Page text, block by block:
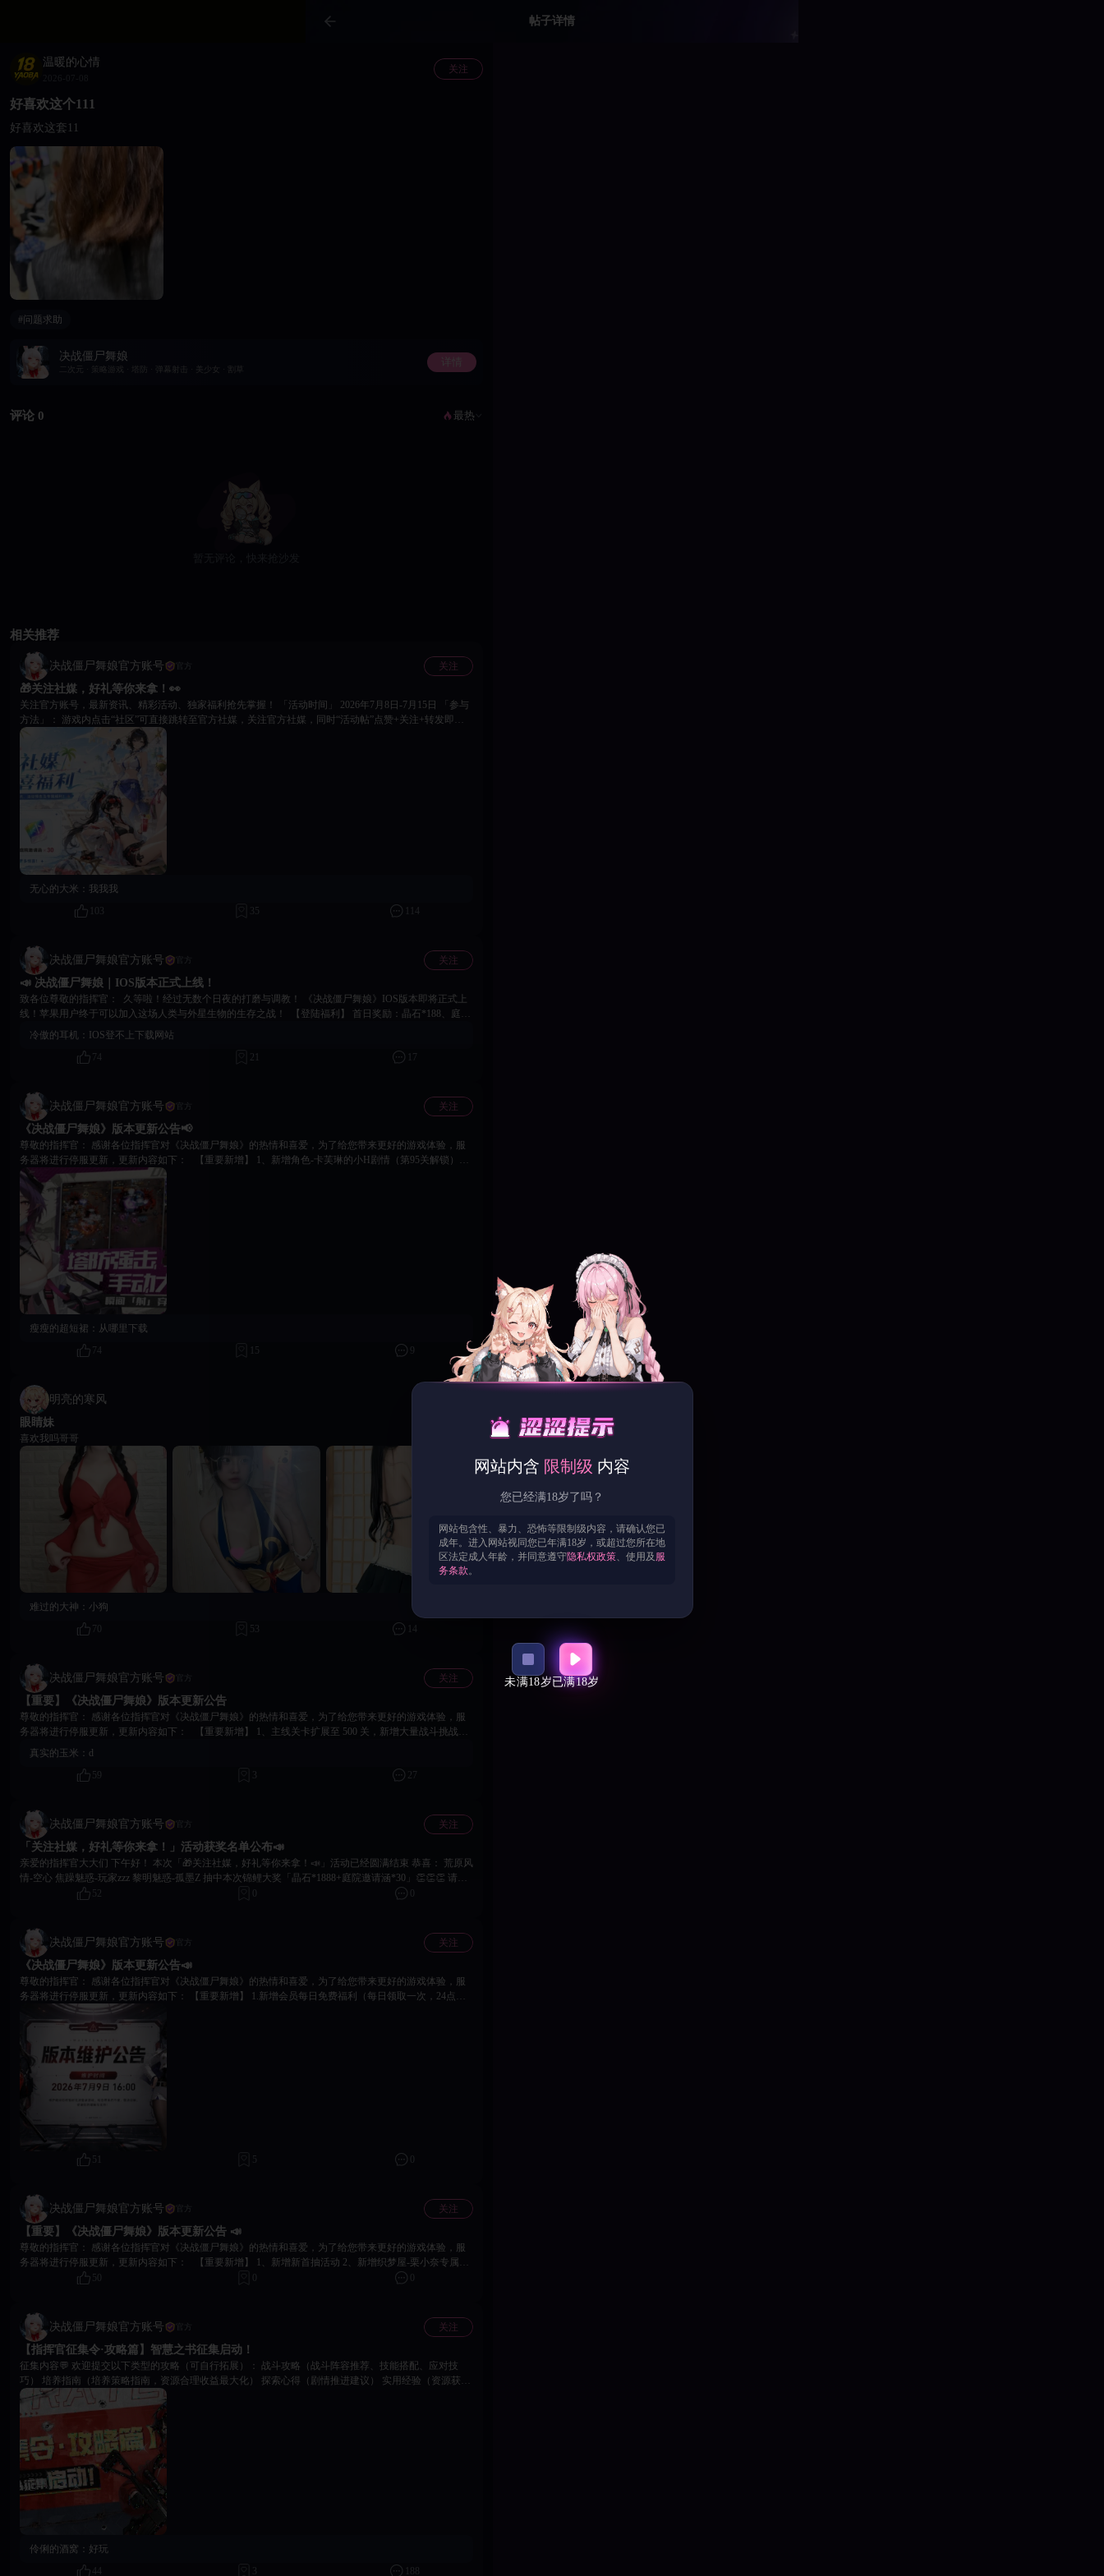
帖子详情
温暖的心情
关注
好喜欢这个111
好喜欢这套11
#问题求助
决战僵尸舞娘
二次元 · 策略游戏 · 塔防 · 弹幕射击 · 美少女 · 割草
详情
评论 0 最热
相关推荐
决战僵尸舞娘官方账号 官方 关注
🎁关注社媒，好礼等你来拿！👀
关注官方账号，最新资讯、精彩活动、独家福利抢先掌握！ 「活动时间」 2026年7月8日-7月15日 「参与
方法」： 游戏内点击“社区”可直接跳转至官方社媒，关注官方社媒，同时“活动帖”点赞+关注+转发即可
成功参与 「奖励获取」： 参与奖：成功并保留截图私聊至社群（QQ5群：577486723）管理员【金钱豹/
冰冻】（实时领码），即可获得本次活动的专属礼包码（数量有限，先到先得） 幸运锦鲤：我们会在社
媒活动帖抽取3名幸运锦鲤，可获得晶石*1888+庭院邀请涵*30（需在评论区留言区服+角色名称）活动结
束24小时内发放 活动需知：每位指挥官每个账号仅计算一个有效评论，活动结束后，幸运锦鲤我们会在
社区/社媒/社群/游戏滚屏进行公示。 ❗️注意，抽取锦鲤需评论区服+角色名 活动解释权归《决战僵尸舞
无心的大米： 我我我
103
35 114
决战僵尸舞娘官方账号 官方 关注
📣 决战僵尸舞娘｜IOS版本正式上线！
致各位尊敬的指挥官： 久等啦！经过无数个日夜的打磨与调教！ 《决战僵尸舞娘》IOS版本即将正式上
线！苹果用户终于可以加入这场人类与外星生物的生存之战！ 【登陆福利】 首日奖励：晶石*188、庭院
邀请函*3、金币*888 二日奖励：晶石*188、庭院邀请函*3、金币*1888 三日奖励：晶石*388、庭院邀请函
*5、金币*3888 【重要通知】 IOS正式上线时间：2026年07月22号20:00 IOS与安卓玩家在同一服务器，
数据完全互通，全平台指挥官同服激战！ 【下载方式】 请在本平台搜索《决战僵尸舞娘》即可下载
内容，所有调教玩法、角色互动、剧情章节均已开放，与安卓版本体验一致！！
冷傲的耳机： IOS登不上下载网站
74
21 17
决战僵尸舞娘官方账号 官方 关注
《决战僵尸舞娘》版本更新公告📢
尊敬的指挥官： 感谢各位指挥官对《决战僵尸舞娘》的热情和喜爱，为了给您带来更好的游戏体验，服
务器将进行停服更新，更新内容如下： 【重要新增】 1、新增角色-卡芙琳的小H剧情（第95关解锁）
2、新增角色抽卡动画及获得角色后的单独立绘展示 3、新增织梦屋亲密度引导，点击右上角“萍水相逢”
展开亲密度玩法说明 4、新增VIP3、VIP5、VIP7特权权益 5、新增甜蜜启程活动 【问题修复】 1、修复
了第八章后通关结算后会概率出现卡顿一会的问题 2、修复了特殊网络环境下相关引导失效的问题 【问
题优化】 1、优化了登录页面，全新界面来袭 2、优化了织梦屋角色切换交互表现 3、优化了新手引导流
程，莉亚互动畅快解锁3级脱衣 4、优化了部分性感照片缩略图未解锁状态效果 5、优化了前期战斗节奏
6、优化了战斗界面中BOSS来袭效果 7、优化了战斗首页显示具体关卡的问题 8、优化了莉亚的角色换衣
镜头动画（脱衣光效） 9、优化了洗练石道具相关获取途径描述 【更新方式】 1、本次更新需要进行停
服维护更新，停服时间：2026年06月25日16:00，维护时长预计2小时，停服时间可能进行提前或者延迟，
请以最新公告为准 2、本次更新玩家需要将旧包卸载删除，前往商店页面下载最新的客户端，以获取完整
更新内容，点击前往下载 2、相关补偿将在更新完成后24小时内进行发放。 补偿内容：晶石*500，庭院邀
请函*3，金币*3000 【温馨提示】 若使用旧包获取更新，游戏时可能会出现不可预估的未知问题，建议
您及时更换最新包体！ 若您有其他反馈建议，欢迎随时联系我们。 玩家交流群：677905108 再次感谢您
对《决战僵尸舞娘》的支持，我们将不断听取玩家们的声音，给大家更好的游戏体验！ 《决战僵尸舞
瘦瘦的超短裙： 从哪里下载
74
15
明亮的寒风
眼睛妹
喜欢我吗哥哥
+1
难过的大神： 小狗
70
53
决战僵尸舞娘官方账号 官方 关注
【重要】《决战僵尸舞娘》版本更新公告
尊敬的指挥官： 感谢各位指挥官对《决战僵尸舞娘》的热情和喜爱，为了给您带来更好的游戏体验，服
务器将进行停服更新，更新内容如下： 【重要新增】 1、主线关卡扩展至 500 关，新增大量战斗挑战与
成长目标 2、开放全新养成内容：新增 500 关阶段装备强化、技能强化养成模块 3、新增单服双排行榜玩
法 亲密度排行榜：依据角色亲密度排名，每周一零点结算发放奖励 关卡进度排行榜：依据关卡推进进度
排名，每周一零点结算发放奖励 4、剧情新增：薇拉专属剧情、卡芙琳相关剧情、多段角色通讯互动剧情
展示 3、聊天优化：优化聊天文字显示效果 4、相位穿梭更名「怪物潮汐」，优化界面交互、玩法投放体
验 5、云崖誓约、元素试炼优化，改良界面操作手感 6、优化伤害数字展示 7、优化战斗流程引导，精简
闯关步骤 8、优化胶片、定格内容解锁条件展示 9、优化剧情预览提示，前置展示后续解锁内容 【问题
修复】 1、修复首充礼包购买、奖励发放异常问题 2、修复部分场景充值异常问题 3、修复弱网下登录、
邮件、剧情加载异常问题 4、修复部分任务完成判定异常问题 【更新方式】 1、本次更新需要进行停服
维护更新，停服时间：2026年08月04日15:00，维护时长预计2小时30分钟，开服时间可能进行提前或者延
院邀请函*2，金币*2000 【温馨提示】 若使用旧包获取更新，游戏时可能会出现不可预估的未知问题，
建议您及时更换最新包体！ 下载客户端可前往本平台搜索：《决战僵尸舞娘》进行最新的游戏包下载安
装更新 若您有其他反馈建议，欢迎随时联系我们。 玩家交流群：1081354068 再次感谢您对《决战僵尸舞
娘》的支持，我们将不断听取玩家们的声音，给大家更好的游戏体验！ 《决战僵尸舞娘》运营团队 2026
年08月04日
真实的玉米： d
59
27
决战僵尸舞娘官方账号 官方 关注
「关注社媒，好礼等你来拿！」活动获奖名单公布📣
亲爱的指挥官大大们 下午好！ 本次「🎁关注社媒，好礼等你来拿！📣」活动已经圆满结束 恭喜： 荒原风
情-空心 焦躁魅惑-玩家zzz 黎明魅惑-孤墨Z 抽中本次锦鲤大奖「晶石*1888+庭院邀请涵*30」👏👏👏 请中
奖的玩家尽快通过QQ社群联系我们（@冰冻/金钱豹）领取奖励，同时期望大家多多参与我们的社群活
52
决战僵尸舞娘官方账号 官方 关注
《决战僵尸舞娘》版本更新公告📣
尊敬的指挥官： 感谢各位指挥官对《决战僵尸舞娘》的热情和喜爱，为了给您带来更好的游戏体验，服
务器将进行停服更新，更新内容如下： 【重要新增】 1.新增会员每日免费福利（每日领取一次，24点刷
新） 2.新增主动技能跳过设置 3.卡琳娜甜蜜规则新增128元档奖励 4.新增商城-终身限购礼包； 5.新增卡西
小H剧情（第11-5关可解锁） 【问题修复】 1.修复各类礼包活动领取相关异常bug 2.修复签到更新相关问
题 3.修复并优化游戏部分技能描述问题 4.修复游戏内各类相关交互bug及其他已知问题 【问题优化】 1.优
化会员中心和月卡入口，从商城迁移至主页面 2.优化免费礼包VIP权益展示效果 3.优化首充、各礼包解锁
玩法展示，升级整体界面体验 4.优化月卡页面展示 5.优化全部宝石图标、宝石角标显示及宝石品质展示效
果 6.优化装备蓝图道具、全部技能芯片、硅晶魔方、超频芯片、改名卡的图标展示效果 7.卡琳娜甜蜜馈赠
领取规则优化，调整为每日点击领取（当日未领取将于24点后通过邮件补发） 【更新方式】 1.本次更新
或者延迟，请以最新公告为准 2.本次更新玩家需要将旧包卸载删除，前往商店页面下载最新的客户端，以
获取完整更新内容，点击前往下载 3.相关补偿将在更新完成后24小时内进行发放。 补偿内容：晶石
*800，庭院邀请函*5，金币*3000 【温馨提示】 若使用旧包获取更新，游戏时可能会出现不可预估的未知
给大家更好的游戏体验！ 《决战僵尸舞娘》运营团队 2026年07月09日
51 5 0
决战僵尸舞娘官方账号 官方 关注
【重要】《决战僵尸舞娘》版本更新公告 📣
尊敬的指挥官： 感谢各位指挥官对《决战僵尸舞娘》的热情和喜爱，为了给您带来更好的游戏体验，服
务器将进行停服更新，更新内容如下： 【重要新增】 1、新增新首抽活动 2、新增织梦屋-栗小奈专属交
互内容 3、新增栗小奈4段通讯对话 【问题修复】 1、修复奖励邮件发放异常问题 2、修复至臻月卡无限
日18:30，维护时长预计4小时，开服时间可能进行提前或者延迟，请以最新公告为准 2、本次更新玩家需
要将旧包卸载删除，前往商店页面下载最新的客户端，以获取完整更新内容，点击前往下载 2、相关补偿
将在更新完成后24小时内进行发放。 补偿内容：晶石*800，庭院邀请函*5，金币*5000 【温馨提示】 若
使用旧包获取更新，游戏时可能会出现不可预估的未知问题，建议您及时更换最新包体！ 下载客户端可
前往本平台搜索：《决战僵尸舞娘》进行最新的游戏包下载安装更新 若您有其他反馈建议，欢迎随时联
系我们。 玩家交流群：1081354068 再次感谢您对《决战僵尸舞娘》的支持，我们将不断听取玩家们的声
音，给大家更好的游戏体验！ 《决战僵尸舞娘》运营团队 2026年07月21日
50 0 0
决战僵尸舞娘官方账号 官方 关注
【指挥官征集令·攻略篇】智慧之书征集启动！
征集内容💬 欢迎提交以下类型的攻略（可自行拓展）： 战斗攻略（战斗阵容推荐、技能搭配、应对技
巧） 培养指南（培养策略指南，资源合理收益最大化） 探索心得（剧情推进建议） 实用经验（资源获
取、活动参与、日常优化等） 投稿要求🎯 内容真实有效、逻辑清晰，配图或视频更佳； 禁止抄袭、杜撰
虚假信息； 格式不限，文字、图片、短视频皆可。 评选与奖励🎁 官方将进行评审，从所有投稿中评选出
优秀攻略与最具价值攻略：优秀攻略（10名） 特别福利：被选中的神主大大，将获得官方带来的专属与
你的游戏惊喜福利！ 投稿方式⚠️ 请添加Q群管理员（冰冻/金钱豹），并发送以下内容： “指挥官征集令·
伶俐的酒窝： 好玩
44
网站内含 限制级 内容
您已经满18岁了吗？
网站包含性、暴力、恐怖等限制级内容，请确认您已
成年。进入网站视同您已年满18岁，或超过您所在地
区法定成人年龄，并同意遵守隐私权政策、使用及 服
务条款。
未满18岁已满18岁